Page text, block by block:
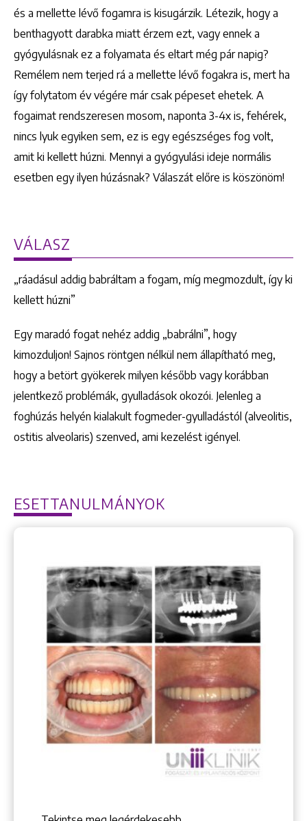
és a mellette lévő fogamra is kisugárzik. Létezik, hogy a
benthagyott darabka miatt érzem ezt, vagy ennek a
gyógyulásnak ez a folyamata és eltart még pár napig?
Remélem nem terjed rá a mellette lévő fogakra is, mert ha
így folytatom év végére már csak pépeset ehetek. A
fogaimat rendszeresen mosom, naponta 3-4x is, fehérek,
nincs lyuk egyiken sem, ez is egy egészséges fog volt,
amit ki kellett húzni. Mennyi a gyógyulási ideje normális
esetben egy ilyen húzásnak? Válaszát előre is köszönöm!
VÁLASZ
„ráadásul addig babráltam a fogam, míg megmozdult, így ki
kellett húzni”
Egy maradó fogat nehéz addig „babrálni”, hogy
kimozduljon! Sajnos röntgen nélkül nem állapítható meg,
hogy a betört gyökerek milyen később vagy korábban
jelentkező problémák, gyulladások okozói. Jelenleg a
foghúzás helyén kialakult fogmeder-gyulladástól (alveolitis,
ostitis alveolaris) szenved, ami kezelést igényel.
ESETTANULMÁNYOK